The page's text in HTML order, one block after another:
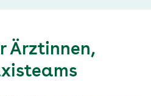
Ärztinnen,